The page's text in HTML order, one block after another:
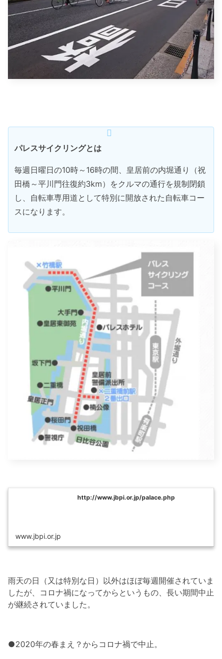
パレスサイクリングとは
毎週日曜日の10時～16時の間、皇居前の内堀通り（祝
田橋～平川門往復約3km）をクルマの通行を規制閉鎖
し、自転車専用道として特別に開放された自転車コー
スになります。
http://www.jbpi.or.jp/palace.php
www.jbpi.or.jp
雨天の日（又は特別な日）以外はほぼ毎週開催されていま
したが、コロナ禍になってからというもの、長い期間中止
が継続されていました。
●2020年の春まえ？からコロナ禍で中止。